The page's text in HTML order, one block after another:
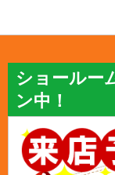
ショールー
ン中！